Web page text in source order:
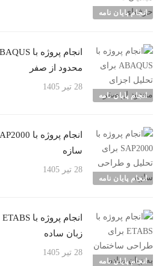
انجام پایان نامه
انجام پایان نامه
محدود از صفر
28 تیر 1405
انجام پایان نامه
سازه
28 تیر 1405
انجام پایان نامه
زبان ساده
28 تیر 1405